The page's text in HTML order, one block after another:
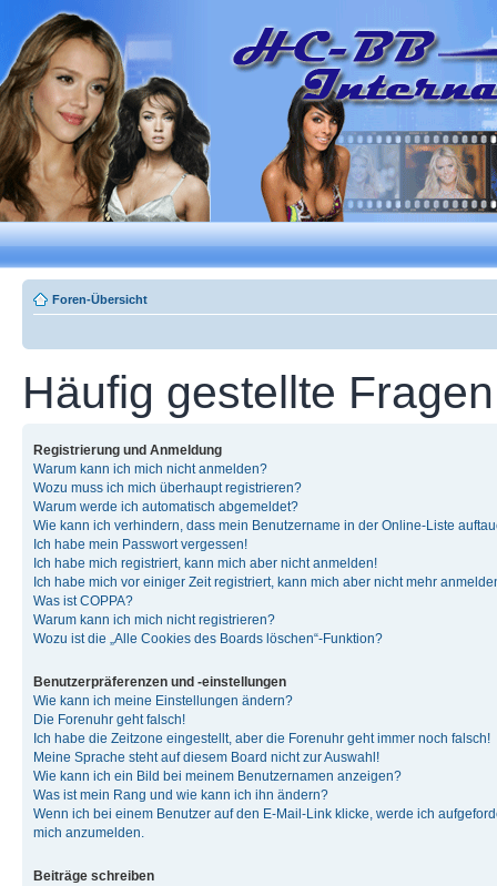
Foren-Übersicht
Häufig gestellte Fragen
Registrierung und Anmeldung
Warum kann ich mich nicht anmelden?
Wozu muss ich mich überhaupt registrieren?
Warum werde ich automatisch abgemeldet?
Wie kann ich verhindern, dass mein Benutzername in der Online-Liste
Ich habe mein Passwort vergessen!
Ich habe mich registriert, kann mich aber nicht anmelden!
Ich habe mich vor einiger Zeit registriert, kann mich aber nicht mehr
Was ist COPPA?
Warum kann ich mich nicht registrieren?
Wozu ist die „Alle Cookies des Boards löschen“-Funktion?
Benutzerpräferenzen und -einstellungen
Wie kann ich meine Einstellungen ändern?
Die Forenuhr geht falsch!
Ich habe die Zeitzone eingestellt, aber die Forenuhr geht immer noch falsch!
Meine Sprache steht auf diesem Board nicht zur Auswahl!
Wie kann ich ein Bild bei meinem Benutzernamen anzeigen?
Was ist mein Rang und wie kann ich ihn ändern?
Wenn ich bei einem Benutzer auf den E-Mail-Link klicke, werde ich
mich anzumelden.
Beiträge schreiben